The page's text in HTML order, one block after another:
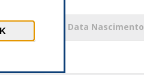
* Data Nascimento